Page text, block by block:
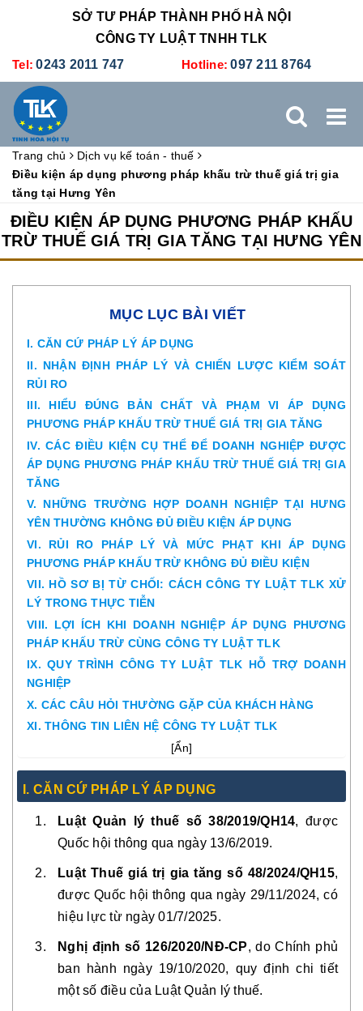
SỞ TƯ PHÁP THÀNH PHỐ HÀ NỘI
CÔNG TY LUẬT TNHH TLK
Tel: 0243 2011 747 Hotline: 097 211 8764
DỊCH VỤ KẾ TOÁN - THUẾ XÚC TIẾN THƯƠNG MẠI
Trang chủ
Dịch vụ kế toán - thuế
Điều kiện áp dụng phương pháp khấu trừ thuế giá trị gia
tăng tại Hưng Yên
ĐIỀU KIỆN ÁP DỤNG PHƯƠNG PHÁP KHẤU
TRỪ THUẾ GIÁ TRỊ GIA TĂNG TẠI HƯNG YÊN
MỤC LỤC BÀI VIẾT
I. CĂN CỨ PHÁP LÝ ÁP DỤNG
II. NHẬN ĐỊNH PHÁP LÝ VÀ CHIẾN LƯỢC KIỂM SOÁT
RỦI RO
III. HIỂU ĐÚNG BẢN CHẤT VÀ PHẠM VI ÁP DỤNG
PHƯƠNG PHÁP KHẤU TRỪ THUẾ GIÁ TRỊ GIA TĂNG
IV. CÁC ĐIỀU KIỆN CỤ THỂ ĐỂ DOANH NGHIỆP ĐƯỢC
ÁP DỤNG PHƯƠNG PHÁP KHẤU TRỪ THUẾ GIÁ TRỊ GIA
TĂNG
V. NHỮNG TRƯỜNG HỢP DOANH NGHIỆP TẠI HƯNG
YÊN THƯỜNG KHÔNG ĐỦ ĐIỀU KIỆN ÁP DỤNG
VI. RỦI RO PHÁP LÝ VÀ MỨC PHẠT KHI ÁP DỤNG
PHƯƠNG PHÁP KHẤU TRỪ KHÔNG ĐỦ ĐIỀU KIỆN
VII. HỒ SƠ BỊ TỪ CHỐI: CÁCH CÔNG TY LUẬT TLK XỬ
LÝ TRONG THỰC TIỄN
VIII. LỢI ÍCH KHI DOANH NGHIỆP ÁP DỤNG PHƯƠNG
PHÁP KHẤU TRỪ CÙNG CÔNG TY LUẬT TLK
IX. QUY TRÌNH CÔNG TY LUẬT TLK HỖ TRỢ DOANH
NGHIỆP
X. CÁC CÂU HỎI THƯỜNG GẶP CỦA KHÁCH HÀNG
XI. THÔNG TIN LIÊN HỆ CÔNG TY LUẬT TLK
[Ẩn]
I. CĂN CỨ PHÁP LÝ ÁP DỤNG
Luật Quản lý thuế số 38/2019/QH14, được
Quốc hội thông qua ngày 13/6/2019.
Luật Thuế giá trị gia tăng số 48/2024/QH15,
được Quốc hội thông qua ngày 29/11/2024, có
hiệu lực từ ngày 01/7/2025.
Nghị định số 126/2020/NĐ-CP, do Chính phủ
ban hành ngày 19/10/2020, quy định chi tiết
một số điều của Luật Quản lý thuế.